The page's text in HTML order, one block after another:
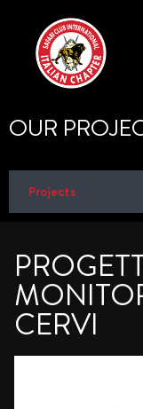
OUR
Projects
CERVI